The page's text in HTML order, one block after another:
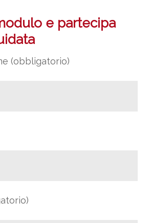
e partecipa
(obbligatorio)